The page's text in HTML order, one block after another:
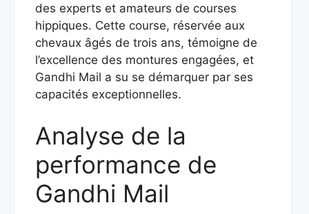
des experts et amateurs de courses
hippiques. Cette course, réservée aux
chevaux âgés de trois ans, témoigne de
l’excellence des montures engagées, et
Gandhi Mail a su se démarquer par ses
capacités exceptionnelles.
Analyse de la
performance de
Gandhi Mail